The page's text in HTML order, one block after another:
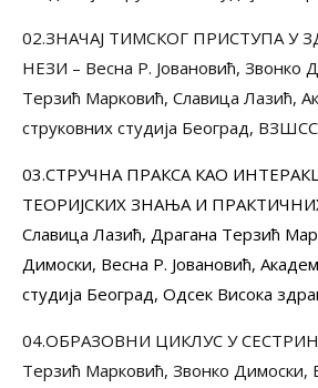
02.ЗНАЧАЈ ТИМСКОГ ПРИСТУПА У
НЕЗИ – Весна Р. Јовановић, Звонко
Терзић Марковић, Славица Лазић,
струковних студија Београд,
03.СТРУЧНА ПРАКСА КАО
ТЕОРИЈСКИХ ЗНАЊА И
Славица Лазић, Драгана Терзић
Димоски, Весна Р. Јовановић,
студија Београд, Одсек Висока
04.ОБРАЗОВНИ ЦИКЛУС У
Терзић Марковић, Звонко Димоски,